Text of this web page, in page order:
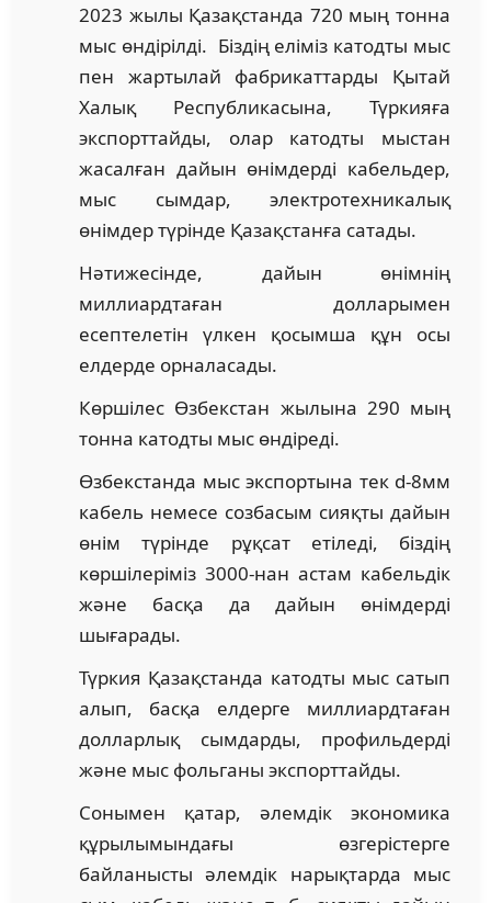
2023 жылы Қазақстанда 720 мың тонна
мыс өндірілді. Біздің еліміз катодты мыс
пен жартылай фабрикаттарды Қытай
Халық Республикасына, Түркияға
экспорттайды, олар катодты мыстан
жасалған дайын өнімдерді кабельдер,
мыс сымдар, электротехникалық
өнімдер түрінде Қазақстанға сатады.
Нәтижесінде, дайын өнімнің
миллиардтаған долларымен
есептелетін үлкен қосымша құн осы
елдерде орналасады.
Көршілес Өзбекстан жылына 290 мың
тонна катодты мыс өндіреді.
Өзбекстанда мыс экспортына тек d-8мм
кабель немесе созбасым сияқты дайын
өнім түрінде рұқсат етіледі, біздің
көршілеріміз 3000-нан астам кабельдік
және басқа да дайын өнімдерді
шығарады.
Түркия Қазақстанда катодты мыс сатып
алып, басқа елдерге миллиардтаған
долларлық сымдарды, профильдерді
және мыс фольганы экспорттайды.
Сонымен қатар, әлемдік экономика
құрылымындағы өзгерістерге
байланысты әлемдік нарықтарда мыс